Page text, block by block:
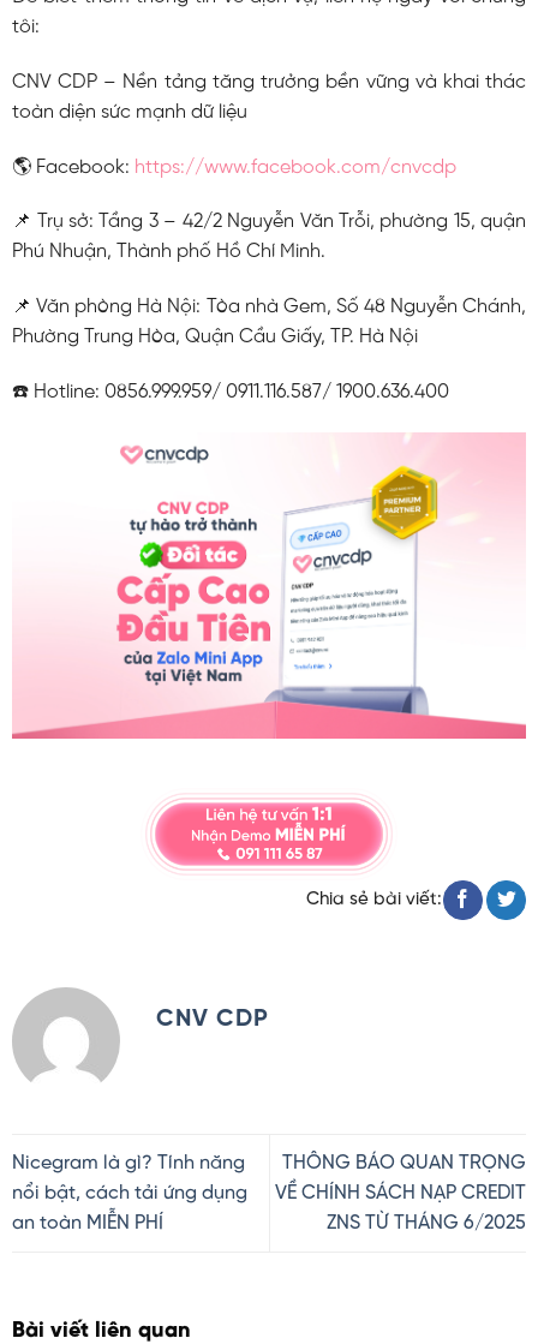
tôi:
CNV CDP – Nền tảng tăng trưởng bền vững và khai thác
toàn diện sức mạnh dữ liệu
🌎 Facebook: https://www.facebook.com/cnvcdp
📌 Trụ sở: Tầng 3 – 42/2 Nguyễn Văn Trỗi, phường 15, quận
Phú Nhuận, Thành phố Hồ Chí Minh.
📌 Văn phòng Hà Nội: Tòa nhà Gem, Số 48 Nguyễn Chánh,
Phường Trung Hòa, Quận Cầu Giấy, TP. Hà Nội
☎️ Hotline: 0856.999.959/ 0911.116.587/ 1900.636.400
Chia sẻ bài viết:
CNV CDP
Nicegram là gì? Tính năng
nổi bật, cách tải ứng dụng
an toàn MIỄN PHÍ
THÔNG BÁO QUAN TRỌNG
VỀ CHÍNH SÁCH NẠP CREDIT
ZNS TỪ THÁNG 6/2025
Bài viết liên quan